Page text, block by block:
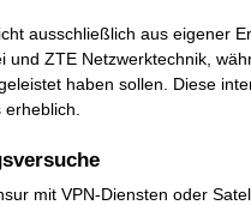
ausschließlich aus eigener
und ZTE Netzwerktechnik,
haben sollen. Diese
mit VPN-Diensten oder